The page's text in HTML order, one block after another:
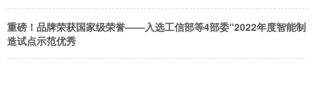
重磅！品牌荣获国家级荣誉——入选工信部等4部委“2022年度智能制
造试点示范优秀